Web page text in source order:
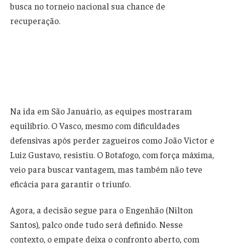
busca no torneio nacional sua chance de
recuperação.
Na ida em São Januário, as equipes mostraram
equilíbrio. O Vasco, mesmo com dificuldades
defensivas após perder zagueiros como João Victor e
Luiz Gustavo, resistiu. O Botafogo, com força máxima,
veio para buscar vantagem, mas também não teve
eficácia para garantir o triunfo.
Agora, a decisão segue para o Engenhão (Nilton
Santos), palco onde tudo será definido. Nesse
contexto, o empate deixa o confronto aberto, com